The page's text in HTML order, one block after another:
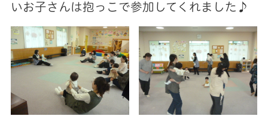
いお子さんは抱っこで参加してくれました♪